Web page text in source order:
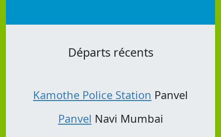
Départs récents
Kamothe Police Station Panvel
Panvel Navi Mumbai